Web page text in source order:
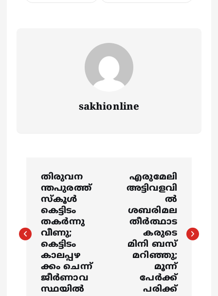
sakhionline
t
തിരുവന
ന്തപുരത്ത്
സ്കൂൾ
കെട്ടിടം
തകർന്നു
വീണു;
കെട്ടിടം
കാലപ്പഴ
ക്കം ചെന്ന്
ജീർണാവ
സ്ഥയിൽ
എരുമേലി
അട്ടിവളവി
ല്‍
ശബരിമല
തീര്‍ത്ഥാട
കരുടെ
മിനി ബസ്
മറിഞ്ഞു;
മൂന്ന്
പേര്‍ക്ക്
പരിക്ക്